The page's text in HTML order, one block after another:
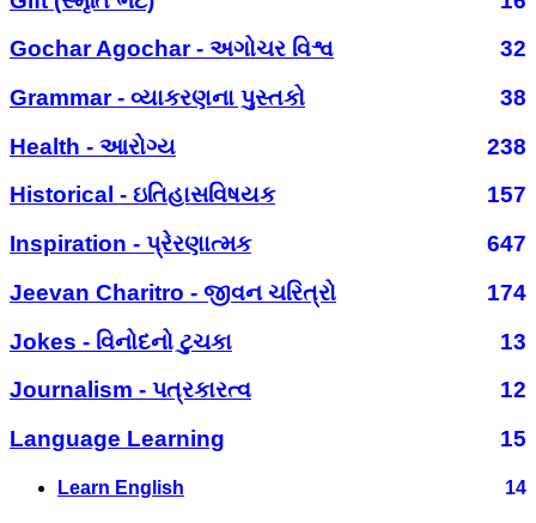
Gochar Agochar - અગોચર વિશ્વ
32
Grammar - વ્યાકરણના પુસ્તકો
38
Health - આરોગ્ય
238
Historical - ઇતિહાસવિષયક
157
Inspiration - પ્રેરણાત્મક
647
Jeevan Charitro - જીવન ચરિત્રો
174
Jokes - વિનોદનો ટુચકા
13
Journalism - પત્રકારત્વ
12
Language Learning
15
Learn English 14